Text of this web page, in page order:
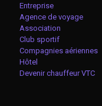
Entreprise
Agence de voyage
Association
Club sportif
Compagnies aériennes
Hôtel
Devenir chauffeur VTC